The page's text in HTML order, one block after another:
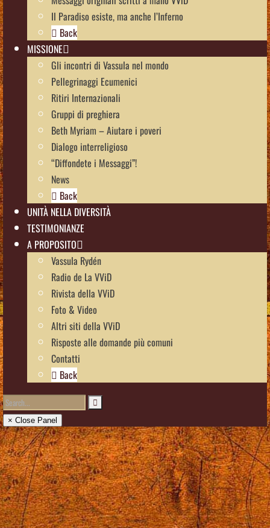
Il Paradiso esiste, ma anche l’Inferno
Back
MISSIONE
Gli incontri di Vassula nel mondo
Pellegrinaggi Ecumenici
Ritiri Internazionali
Gruppi di preghiera
Beth Myriam – Aiutare i poveri
Dialogo interreligioso
“Diffondete i Messaggi”!
News
Back
UNITÀ NELLA DIVERSITÀ
TESTIMONIANZE
A PROPOSITO
Vassula Rydén
Radio de La VViD
Rivista della VViD
Foto & Video
Altri siti della VViD
Risposte alle domande più comuni
Contatti
Back
× Close Panel